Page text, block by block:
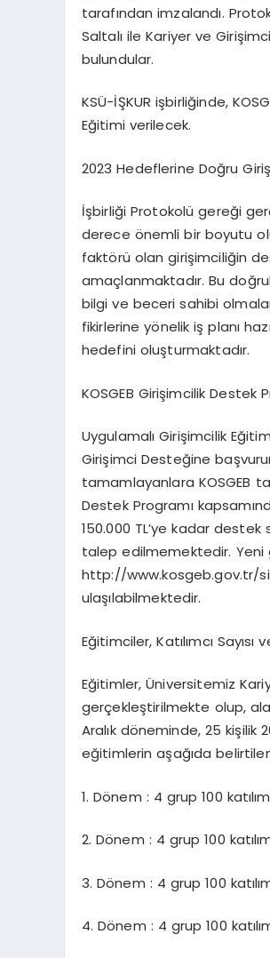
tarafından imzalandı.
Saltalı ile Kariyer ve
bulundular.
KSÜ-İŞKUR işbirliğinde,
Eğitimi verilecek.
2023 Hedeflerine Doğru
İşbirliği Protokolü gereği
derece önemli bir boyutu
faktörü olan girişimciliğin
amaçlanmaktadır. Bu
bilgi ve beceri sahibi
fikirlerine yönelik iş planı
hedefini oluşturmaktadır.
KOSGEB Girişimcilik Destek
Uygulamalı Girişimcilik
Girişimci Desteğine
tamamlayanlara KOSGEB
Destek Programı
150.000 TL’ye kadar
talep edilmemektedir. Yeni
http://www.kosgeb.gov.tr/
ulaşılabilmektedir.
Eğitimciler, Katılımcı Sayısı
Eğitimler, Üniversitemiz
gerçekleştirilmekte olup,
Aralık döneminde, 25
eğitimlerin aşağıda
1. Dönem : 4 grup 100
2. Dönem : 4 grup 100
3. Dönem : 4 grup 100
4. Dönem : 4 grup 100